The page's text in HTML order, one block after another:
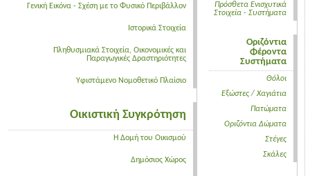
Γενική Εικόνα - Σχέση με το Φυσικό Περιβάλλον
Ιστορικά Στοιχεία
Πληθυσμιακά Στοιχεία, Οικονομικές και
Παραγωγικές Δραστηριότητες
Υφιστάμενο Νομοθετικό Πλαίσιο
Οικιστική Συγκρότηση
Η Δομή του Οικισμού
Δημόσιος Χώρος
Πρόσθετα Ενισχυτικά
Στοιχεία - Συστήματα
Οριζόντια
Φέροντα
Συστήματα
Θόλοι
Εξώστες / Χαγιάτια
Πατώματα
Οριζόντια Δώματα
Στέγες
Σκάλες